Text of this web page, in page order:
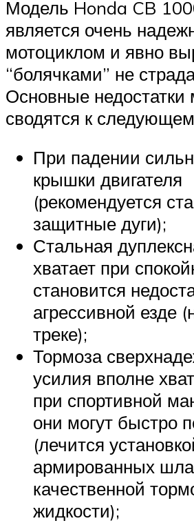
Модель Honda CB
является очень
мотоциклом и явно
“болячками” не
Основные недостатки
сводятся к
При падении
крышки двигателя
(рекомендуется
защитные дуги);
Стальная
хватает при
становится
агрессивной езде
треке);
Тормоза
усилия вполне
при спортивной
они могут быстро
(лечится
армированных
качественной
жидкости);